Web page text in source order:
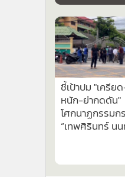
ต่างประเทศ
Special Scoop
เศรษฐกิจ-ธุรกิจ
ชี้เป้าปม "เครีย
หนัก-ย่ากดดัน"
โศกนาฏกรรมก
“เทพศิรินทร์ น